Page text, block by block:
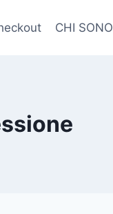
CHI SONO